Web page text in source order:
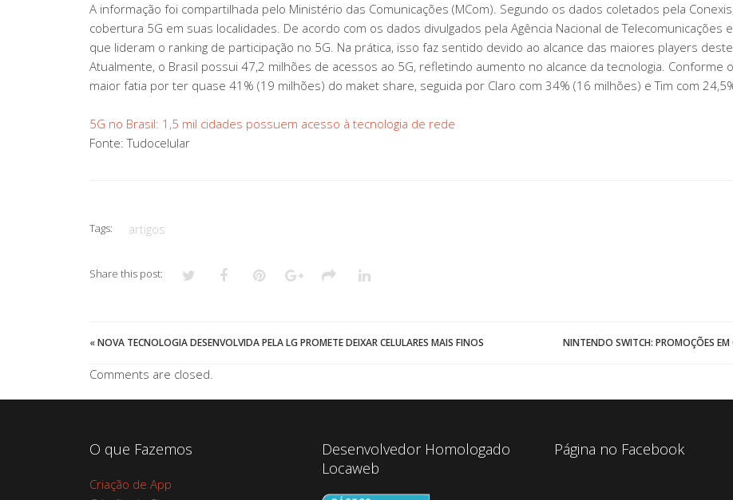
POSSUEM
ACESSO
À
TECNOLOGIA
DE
A informação foi compartilhada pelo Ministério das Comunicações (MCom). Segundo os dados coletados pela
cobertura 5G em suas localidades. De acordo com os dados divulgados pela Agência Nacional de
que lideram o ranking de participação no 5G. Na prática, isso faz sentido devido ao alcance das maiores players
Atualmente, o Brasil possui 47,2 milhões de acessos ao 5G, refletindo aumento no alcance da tecnologia. Conforme
maior fatia por ter quase 41% (19 milhões) do maket share, seguida por Claro com 34% (16 milhões) e Tim com
5G no Brasil: 1,5 mil cidades possuem acesso à tecnologia de rede
Fonte: Tudocelular
Tags: artigos
Share this post:
«NOVA TECNOLOGIA DESENVOLVIDA PELA LG PROMETE DEIXAR CELULARES MAIS FINOS NINTENDO SWITCH: PROMOÇÕES
Comments are closed.
O que Fazemos
Criação de App
Desenvolvedor Homologado
Locaweb
Página no Facebook